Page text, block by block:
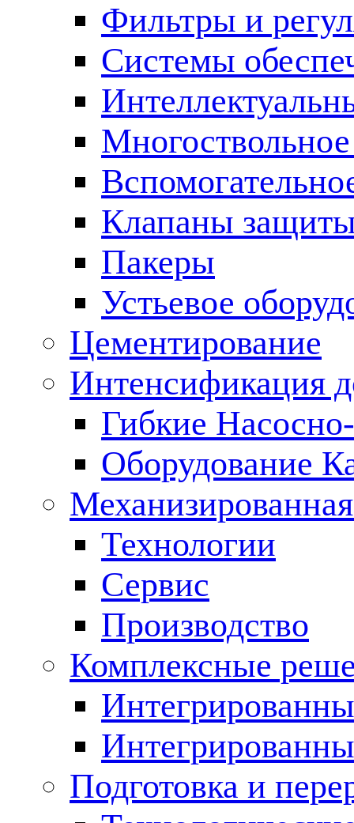
Фильтры и
Cистемы
Клапаны
Пакеры
Устьевое
Цементирование
Интенсификация
Гибкие
Оборудование
Технологии
Сервис
Производство
Комплексные
Подготовка и